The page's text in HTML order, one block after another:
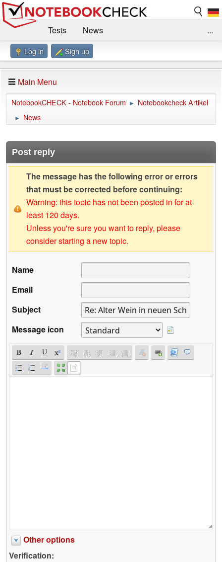
Tests
News
Benchmarks / Technik
Forum
Impressum
...
Log in Sign up
Main Menu
NotebookCHECK - Notebook Forum ► Notebookcheck Artikel
► News
Post reply
The message has the following error or errors
that must be corrected before continuing:
Warning: this topic has not been posted in for at
least 120 days.
Unless you're sure you want to reply, please
consider starting a new topic.
Name
Email
Subject
Message icon
Other options
Verification: